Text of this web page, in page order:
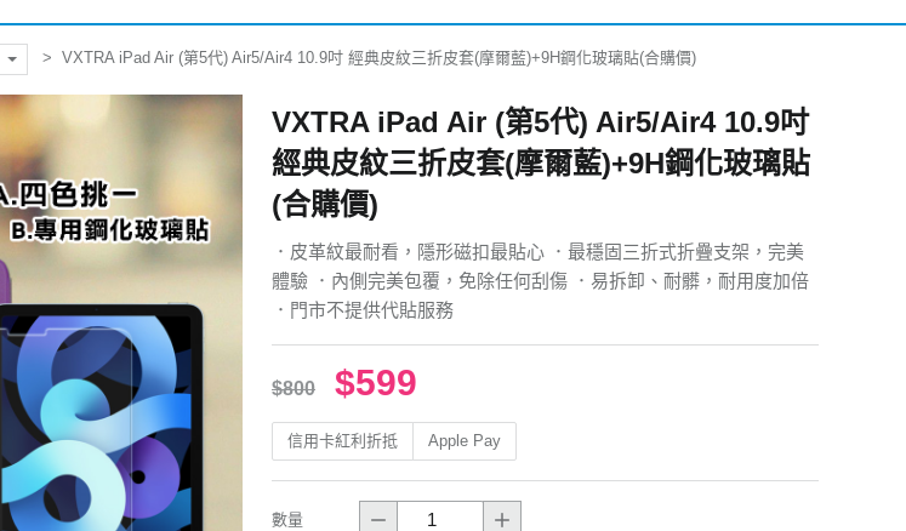
VXTRA iPad Air (第5代) Air5/Air4 10.9吋 經典皮紋三折皮套(摩爾藍)+9H鋼化玻璃貼(合購價)
VXTRA iPad Air (第5代) Air5/Air4 10.9吋
經典皮紋三折皮套(摩爾藍)+9H鋼化玻璃貼
(合購價)
．皮革紋最耐看，隱形磁扣最貼心 ．最穩固三折式折疊支架，完美
體驗 ．內側完美包覆，免除任何刮傷 ．易拆卸、耐髒，耐用度加倍
．門市不提供代貼服務
$800 $599
信用卡紅利折抵 Apple Pay
數量